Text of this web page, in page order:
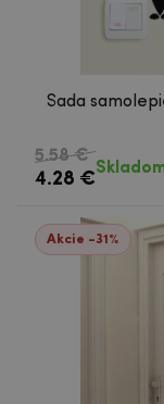
Sada
5.58 €
4.28 €
Akcie -31%